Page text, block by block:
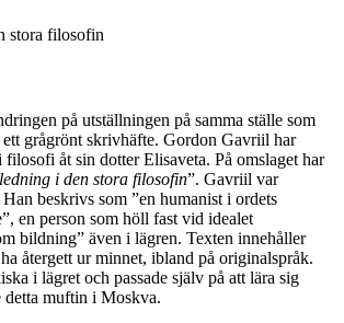
stora filosofin
på utställningen på samma ställe som
grågrönt skrivhäfte. Gordon Gavriil har
åt sin dotter Elisaveta. På omslaget har
i den stora filosofin”. Gavriil var
beskrivs som ”en humanist i ordets
en person som höll fast vid idealet
bildning” även i lägren. Texten innehåller
återgett ur minnet, ibland på originalspråk.
i lägret och passade själv på att lära sig
detta muftin i Moskva.